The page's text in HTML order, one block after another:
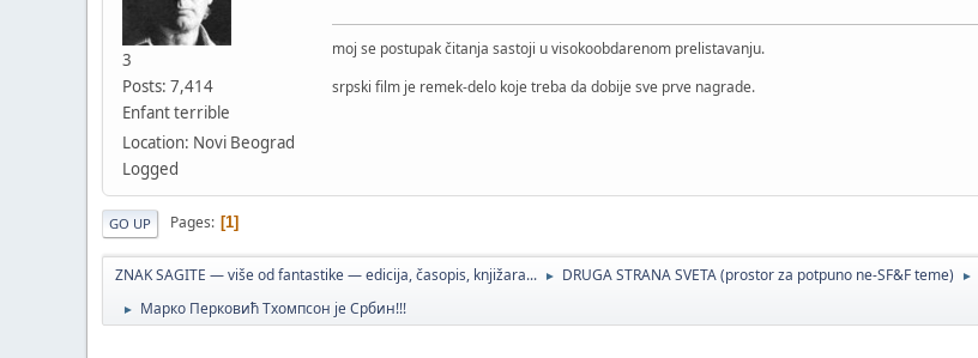
3
Posts: 7,414
Enfant terrible
Location: Novi Beograd
Logged
moj se postupak čitanja sastoji u visokoobdarenom prelistavanju.
srpski film je remek-delo koje treba da dobije sve prve nagrade.
GO UP Pages 1
ZNAK SAGITE — više od fantastike — edicija, časopis, knjižara... ► DRUGA STRANA SVETA (prostor za potpuno ne-SF&F teme) ►
► Марко Перковић Тхомпсон је Србин!!!